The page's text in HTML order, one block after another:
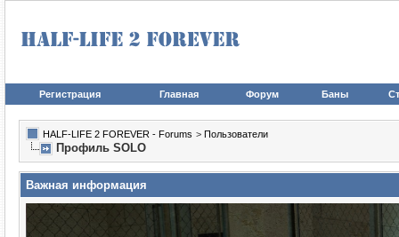
Регистрация Главная Форум Баны
HALF-LIFE 2 FOREVER - Forums > Пользователи
Профиль SOLO
Важная информация